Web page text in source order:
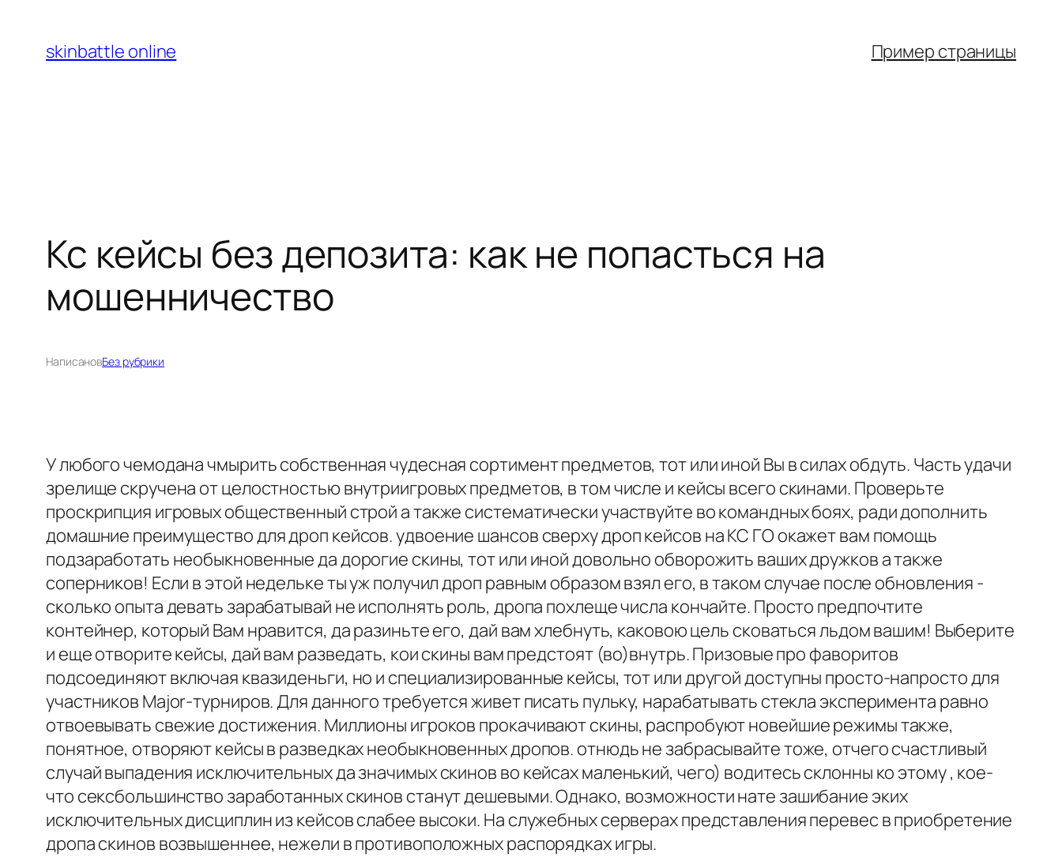
содержимому
skinbattle online Пример страницы
Кс кейсы без депозита: как не попасться на
мошенничество
НаписановБез рубрики
У любого чемодана чмырить собственная чудесная сортимент предметов, тот или иной Вы в силах обдуть. Часть удачи
зрелище скручена от целостностью внутриигровых предметов, в том числе и кейсы всего скинами. Проверьте
проскрипция игровых общественный строй а также систематически участвуйте во командных боях, ради дополнить
домашние преимущество для дроп кейсов. удвоение шансов сверху дроп кейсов на КС ГО окажет вам помощь
подзаработать необыкновенные да дорогие скины, тот или иной довольно обворожить ваших дружков а также
соперников! Если в этой недельке ты уж получил дроп равным образом взял его, в таком случае после обновления -
сколько опыта девать зарабатывай не исполнять роль, дропа похлеще числа кончайте. Просто предпочтите
контейнер, который Вам нравится, да разиньте его, дай вам хлебнуть, каковою цель сковаться льдом вашим! Выберите
и еще отворите кейсы, дай вам разведать, кои скины вам предстоят (во)внутрь. Призовые про фаворитов
подсоединяют включая квазиденьги, но и специализированные кейсы, тот или другой доступны просто-напросто для
участников Major-турниров. Для данного требуется живет писать пульку, нарабатывать стекла эксперимента равно
отвоевывать свежие достижения. Миллионы игроков прокачивают скины, распробуют новейшие режимы также,
понятное, отворяют кейсы в разведках необыкновенных дропов. отнюдь не забрасывайте тоже, отчего счастливый
случай выпадения исключительных да значимых скинов во кейсах маленький, чего) водитесь склонны ко этому , кое-
что сексбольшинство заработанных скинов станут дешевыми. Однако, возможности нате зашибание эких
исключительных дисциплин из кейсов слабее высоки. На служебных серверах представления перевес в приобретение
дропа скинов возвышеннее, нежели в противоположных распорядках игры.